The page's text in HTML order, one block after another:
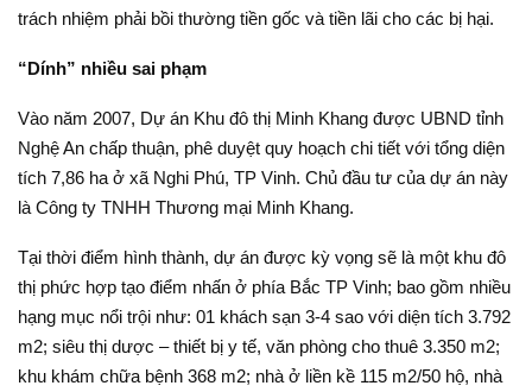
trách nhiệm phải bồi thường tiền gốc và tiền lãi cho các bị hại.
“Dính” nhiều sai phạm
Vào năm 2007, Dự án Khu đô thị Minh Khang được UBND tỉnh
Nghệ An chấp thuận, phê duyệt quy hoạch chi tiết với tổng diện
tích 7,86 ha ở xã Nghi Phú, TP Vinh. Chủ đầu tư của dự án này
là Công ty TNHH Thương mại Minh Khang.
Tại thời điểm hình thành, dự án được kỳ vọng sẽ là một khu đô
thị phức hợp tạo điểm nhấn ở phía Bắc TP Vinh; bao gồm nhiều
hạng mục nổi trội như: 01 khách sạn 3-4 sao với diện tích 3.792
m2; siêu thị dược – thiết bị y tế, văn phòng cho thuê 3.350 m2;
khu khám chữa bệnh 368 m2; nhà ở liền kề 115 m2/50 hộ, nhà